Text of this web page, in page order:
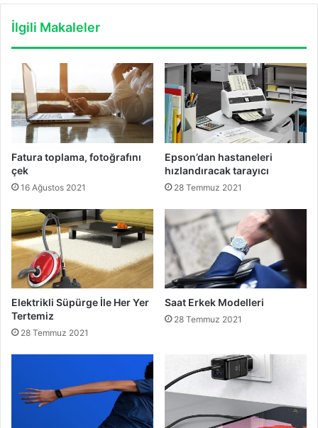
İlgili Makaleler
Fatura toplama, fotoğrafını
çek
16 Ağustos 2021
Epson’dan hastaneleri
hızlandıracak tarayıcı
28 Temmuz 2021
Elektrikli Süpürge İle Her Yer
Tertemiz
28 Temmuz 2021
Saat Erkek Modelleri
28 Temmuz 2021